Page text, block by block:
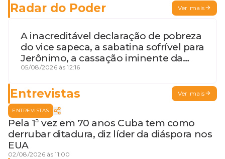
Radar do Poder Ver mais
A inacreditável declaração de pobreza
do vice sapeca, a sabatina sofrível para
Jerônimo, a cassação iminente da
desembargadora e a vaga do Quinto
05/08/2026 às 12:16
Entrevistas Ver mais
ENTREVISTAS
Pela 1ª vez em 70 anos Cuba tem como
derrubar ditadura, diz líder da diáspora nos
EUA
02/08/2026 às 11:00